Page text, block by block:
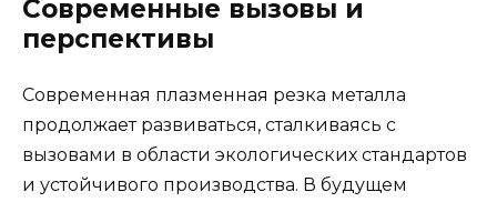
Современные вызовы и
перспективы
Современная плазменная резка металла
продолжает развиваться, сталкиваясь с
вызовами в области экологических стандартов
и устойчивого производства. В будущем